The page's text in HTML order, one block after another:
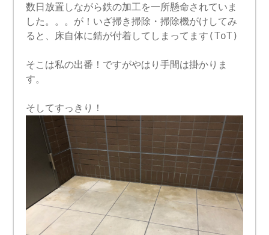
数日放置しながら鉄の加工を一所懸命されていま
した。。。が！いざ掃き掃除・掃除機がけしてみ
ると、床自体に錆が付着してしまってます(ToT)
そこは私の出番！ですがやはり手間は掛かりま
す。
そしてすっきり！